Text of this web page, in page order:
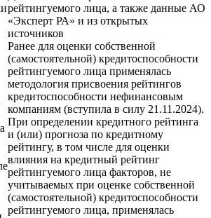
рейтингуемого лица, а также данные АО
«Эксперт РА» и из открытых
источников
Ранее для оценки собственной
(самостоятельной) кредитоспособности
рейтингуемого лица применялась
методология присвоения рейтингов
кредитоспособности нефинансовым
компаниям (вступила в силу 21.11.2024).
При определении кредитного рейтинга
и (или) прогноза по кредитному
рейтингу, в том числе для оценки
влияния на кредитный рейтинг
рейтингуемого лица факторов, не
учитываемых при оценке собственной
(самостоятельной) кредитоспособности
рейтингуемого лица, применялась